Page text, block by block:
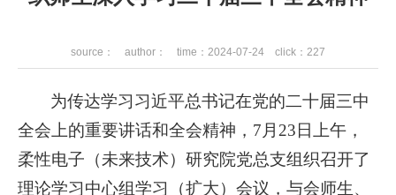
source： author： time：2024-07-24 click： 227
为传达学习习近平总书记在党的二十届三中
全会上的重要讲话和全会精神，7月23日上午，
柔性电子（未来技术）研究院党总支组织召开了
理论学习中心组学习（扩大）会议，与会师生、